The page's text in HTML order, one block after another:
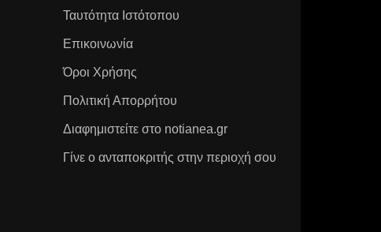
Ταυτότητα Ιστότοπου
Επικοινωνία
Όροι Χρήσης
Πολιτική Απορρήτου
Διαφημιστείτε στο notianea.gr
Γίνε ο ανταποκριτής στην περιοχή σου